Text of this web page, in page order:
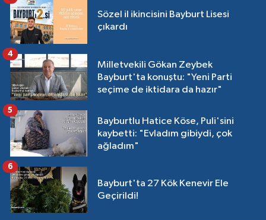
Sözel il ikincisini Bayburt Lisesi
çıkardı
Milletvekili Gökan Zeybek
Bayburt'ta konuştu: "Yeni Parti
seçime de iktidara da hazır"
4
Bayburtlu Hatice Köse, Puli'sini
kaybetti: "Evladım gibiydi, çok
ağladım"
5
Bayburt'ta 27 Kök Kenevir Ele
Geçirildi!
6